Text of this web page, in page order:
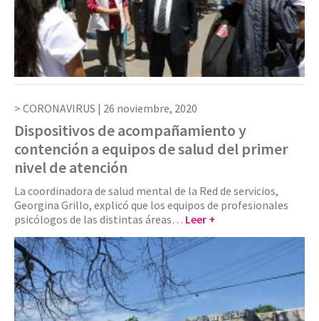
CORONAVIRUS | 26 noviembre, 2020
Dispositivos de acompañamiento y
contención a equipos de salud del primer
nivel de atención
La coordinadora de salud mental de la Red de servicios,
Georgina Grillo, explicó que los equipos de profesionales
psicólogos de las distintas áreas… Leer +